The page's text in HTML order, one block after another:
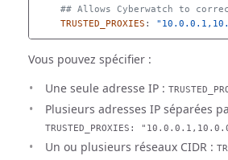
## Allows Cyberwatch to
TRUSTED_PROXIES : "
Vous pouvez spécifier :
Une seule adresse IP :
Plusieurs adresses IP séparées
TRUSTED_PROXIES:
Un ou plusieurs réseaux CIDR :